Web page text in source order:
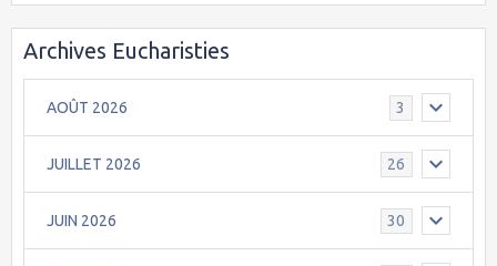
Archives Eucharisties
AOÛT 2026 3
JUILLET 2026 26
JUIN 2026 30